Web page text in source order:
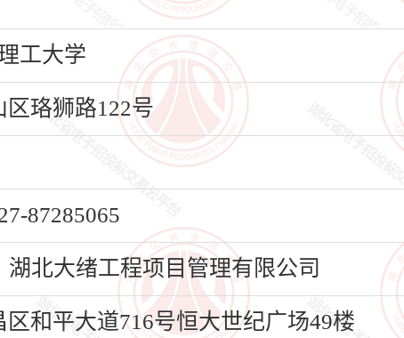
工大学
珞狮路122号
87285065
北大绪工程项目管理有限公司
和平大道716号恒大世纪广场49楼